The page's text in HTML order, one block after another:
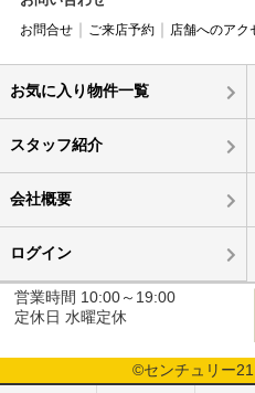
お問合せ ご来店予約 店舗へのアク
お気に入り物件一覧
スタッフ紹介
会社概要
ログイン
営業時間 10:00～19:00
定休日 水曜定休
©センチュリー